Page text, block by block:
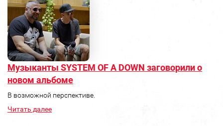
Музыканты SYSTEM OF A DOWN заговорили о
новом альбоме
В возможной перспективе.
Читать далее